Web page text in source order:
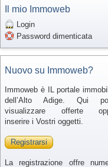
Il mio Immoweb
Login
Password dimenticata
Nuovo su Immoweb?
Immoweb è IL portale
dell’Alto Adige. Qui
visualizzare offerte
inserire i Vostri oggetti.
Registrarsi
La registrazione offre